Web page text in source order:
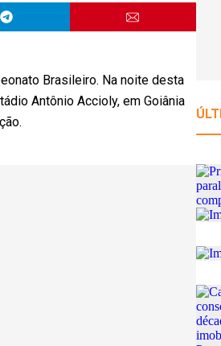
Brasileiro. Na noite desta
Antônio Accioly, em Goiânia